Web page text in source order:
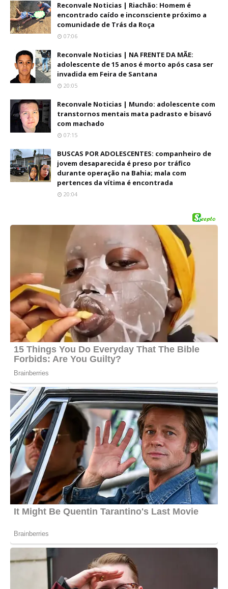
Reconvale Noticias | Riachão: Homem é
encontrado caído e inconsciente próximo a
comunidade de Trás da Roça
07:06
Reconvale Noticias | NA FRENTE DA MÃE:
adolescente de 15 anos é morto após casa ser
invadida em Feira de Santana
20:05
Reconvale Noticias | Mundo: adolescente com
transtornos mentais mata padrasto e bisavó
com machado
07:15
BUSCAS POR ADOLESCENTES: companheiro de
jovem desaparecida é preso por tráfico
durante operação na Bahia; mala com
pertences da vítima é encontrada
20:04